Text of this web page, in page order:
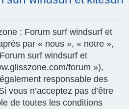
: Forum surf windsurf et
par « nous », « notre »,
surf windsurf et
forum »),
responsable des
vous n’acceptez pas d’être
de toutes les conditions